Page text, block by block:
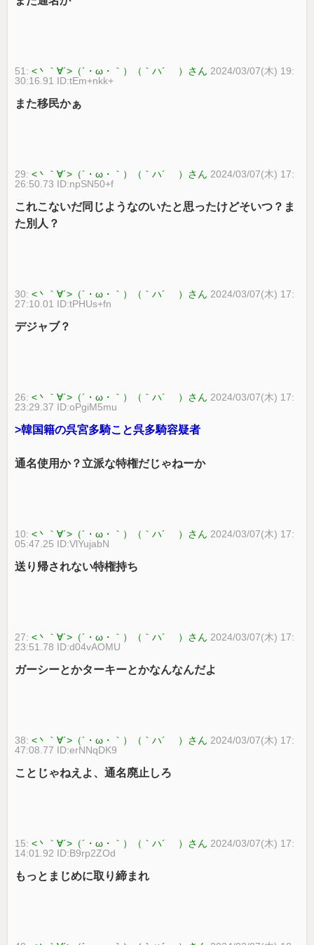
51:<丶｀∀´>（´・ω・｀）（｀ハ´ ）さん 2024/03/07(木) 19:
30:16.91 ID:tEm+nkk+
また移民かぁ
29:<丶｀∀´>（´・ω・｀）（｀ハ´ ）さん 2024/03/07(木) 17:
26:50.73 ID:npSN50+f
これこないだ同じようなのいたと思ったけどそいつ？ま
た別人？
30:<丶｀∀´>（´・ω・｀）（｀ハ´ ）さん 2024/03/07(木) 17:
27:10.01 ID:tPHUs+fn
デジャブ？
26:<丶｀∀´>（´・ω・｀）（｀ハ´ ）さん 2024/03/07(木) 17:
23:29.37 ID:oPgiM5mu
>韓国籍の呉宮多騎こと呉多騎容疑者
通名使用か？立派な特権だじゃねーか
10:<丶｀∀´>（´・ω・｀）（｀ハ´ ）さん 2024/03/07(木) 17:
05:47.25 ID:VlYujabN
送り帰されない特権持ち
27:<丶｀∀´>（´・ω・｀）（｀ハ´ ）さん 2024/03/07(木) 17:
23:51.78 ID:d04vAOMU
ガーシーとかターキーとかなんなんだよ
38:<丶｀∀´>（´・ω・｀）（｀ハ´ ）さん 2024/03/07(木) 17:
47:08.77 ID:erNNqDK9
ことじゃねえよ、通名廃止しろ
15:<丶｀∀´>（´・ω・｀）（｀ハ´ ）さん 2024/03/07(木) 17:
14:01.92 ID:B9rp2ZOd
もっとまじめに取り締まれ